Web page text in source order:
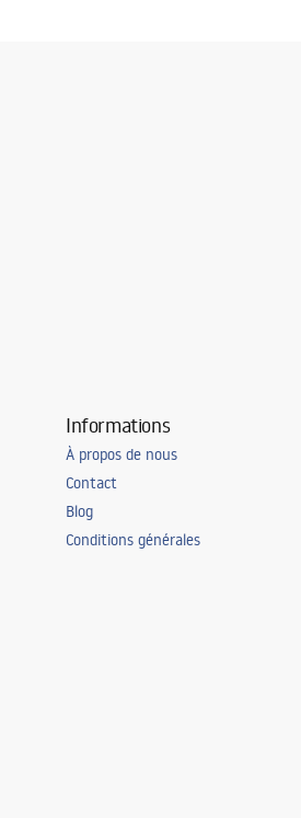
Informations
À propos de nous
Contact
Blog
Conditions générales